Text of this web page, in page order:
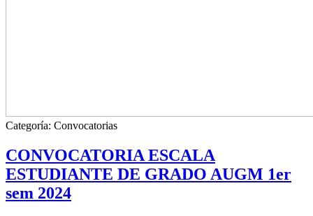
Categoría: Convocatorias
CONVOCATORIA ESCALA
ESTUDIANTE DE GRADO AUGM 1er
sem 2024